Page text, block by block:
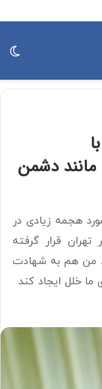
در دسترس است
مانند دشمن
هجمه زیادی در
قرار گرفته
من هم به شهادت
خلل ایجاد کند